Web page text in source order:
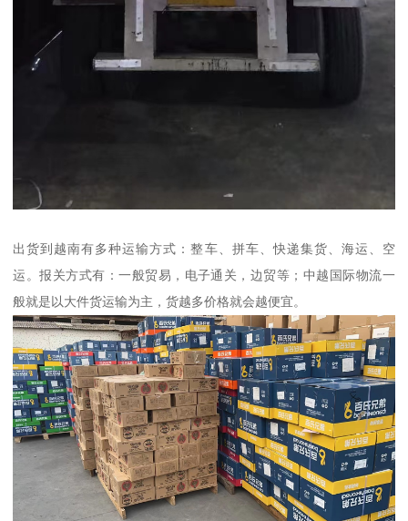
出货到越南有多种运输方式：整车、拼车、快递集货、海运、空
运。报关方式有：一般贸易，电子通关，边贸等；中越国际物流一
般就是以大件货运输为主，货越多价格就会越便宜。